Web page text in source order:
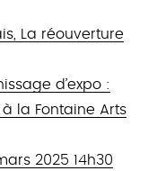
La réouverture
d’expo :
la Fontaine Arts
2025 14h30